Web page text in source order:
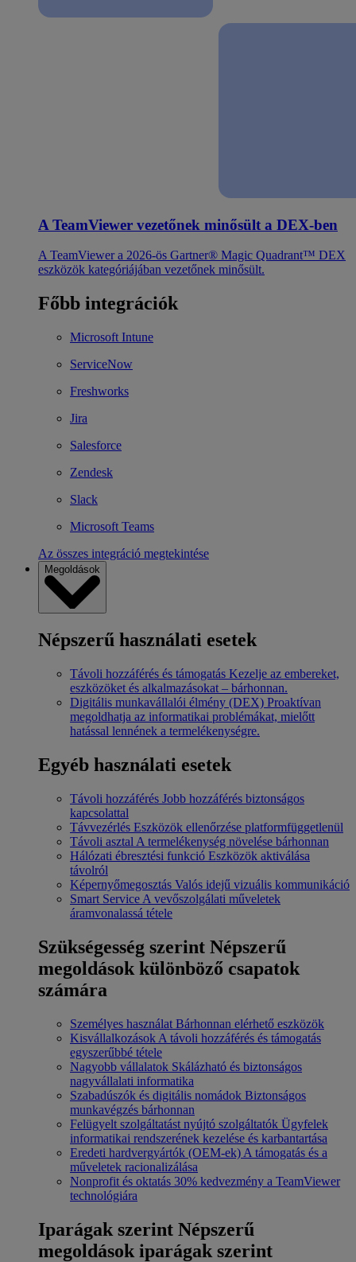
A TeamViewer vezetőnek minősült a DEX-ben
A TeamViewer a 2026-ös Gartner® Magic Quadrant™ DEX
eszközök kategóriájában vezetőnek minősült.
Főbb integrációk
Microsoft Intune
ServiceNow
Freshworks
Jira
Salesforce
Zendesk
Slack
Microsoft Teams
Az összes integráció megtekintése
Megoldások
Népszerű használati esetek
Távoli hozzáférés és támogatás Kezelje az embereket,
eszközöket és alkalmazásokat – bárhonnan.
Digitális munkavállalói élmény (DEX) Proaktívan
megoldhatja az informatikai problémákat, mielőtt
hatással lennének a termelékenységre.
Egyéb használati esetek
Távoli hozzáférés Jobb hozzáférés biztonságos
kapcsolattal
Távvezérlés Eszközök ellenőrzése platformfüggetlenül
Távoli asztal A termelékenység növelése bárhonnan
Hálózati ébresztési funkció Eszközök aktiválása
távolról
Képernyőmegosztás Valós idejű vizuális kommunikáció
Smart Service A vevőszolgálati műveletek
áramvonalassá tétele
Szükségesség szerint Népszerű
megoldások különböző csapatok
számára
Személyes használat Bárhonnan elérhető eszközök
Kisvállalkozások A távoli hozzáférés és támogatás
egyszerűbbé tétele
Nagyobb vállalatok Skálázható és biztonságos
nagyvállalati informatika
Szabadúszók és digitális nomádok Biztonságos
munkavégzés bárhonnan
Felügyelt szolgáltatást nyújtó szolgáltatók Ügyfelek
informatikai rendszerének kezelése és karbantartása
Eredeti hardvergyártók (OEM-ek) A támogatás és a
műveletek racionalizálása
Nonprofit és oktatás 30% kedvezmény a TeamViewer
technológiára
Iparágak szerint Népszerű
megoldások iparágak szerint